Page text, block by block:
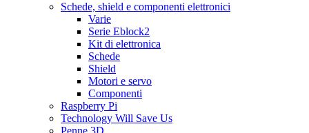
Schede, shield e componenti elettronici
Varie
Serie Eblock2
Kit di elettronica
Schede
Shield
Motori e servo
Componenti
Raspberry Pi
Technology Will Save Us
Penne 3D